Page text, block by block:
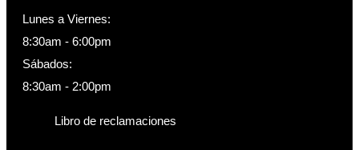
Lunes a Viernes:
8:30am - 6:00pm
Sábados:
8:30am - 2:00pm
Libro de reclamaciones